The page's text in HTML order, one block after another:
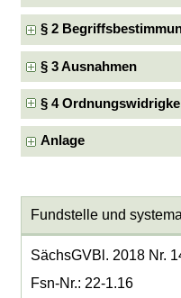
§ 2
§ 3 Ausnahmen
§ 4
Anlage
Fundstelle und
SächsGVBl. 2018 Nr.
Fsn-Nr.: 22-1.16